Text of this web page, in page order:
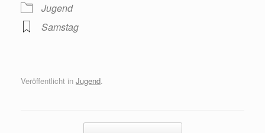
Jugend
Samstag
Veröffentlicht in Jugend.